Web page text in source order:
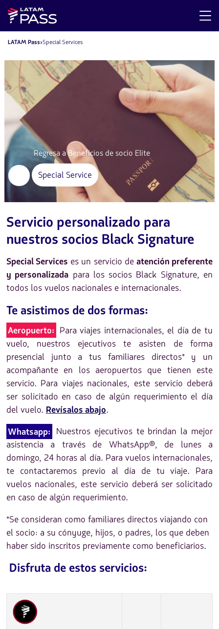
LATAM Pass Special Services
Regresa a Beneficios de socio Elite
Special Service
Servicio personalizado para
nuestros socios Black Signature
Special Services es un servicio de atención preferente
y personalizada para los socios Black Signature, en
todos los vuelos nacionales e internacionales.
Te asistimos de dos formas:
Aeropuerto: Para viajes internacionales, el día de tu
vuelo, nuestros ejecutivos te asisten de forma
presencial junto a tus familiares directos* y un
acompañante en los aeropuertos que tienen este
servicio. Para viajes nacionales, este servicio deberá
ser solicitado en caso de algún requerimiento el día
del vuelo. Revísalos abajo.
Whatsapp:
Nuestros ejecutivos te brindan la mejor
asistencia a través de WhatsApp®, de lunes a
domingo, 24 horas al día. Para vuelos internacionales,
te contactaremos previo al día de tu viaje. Para
vuelos nacionales, este servicio deberá ser solicitado
en caso de algún requerimiento.
*Se consideran como familiares directos viajando con
el socio: a su cónyuge, hijos, o padres, los que deben
haber sido inscritos previamente como beneficiarios.
Disfruta de estos servicios: